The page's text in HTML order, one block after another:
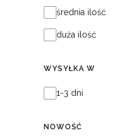
średnia ilość
duża ilość
WYSYŁKA W
Wysyłka w
1-3 dni
NOWOŚĆ